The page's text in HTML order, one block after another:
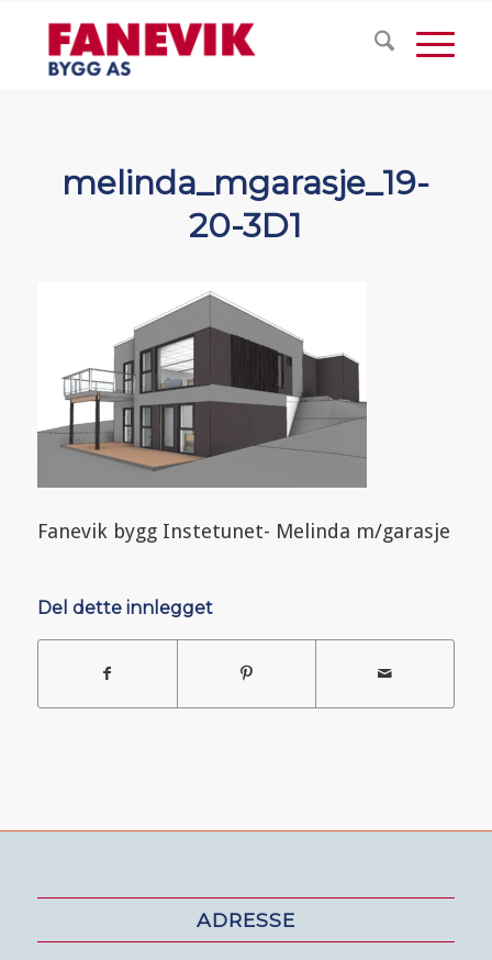
melinda_mgarasje_19-
20-3D1
Fanevik bygg Instetunet- Melinda m/garasje
Del dette innlegget
ADRESSE